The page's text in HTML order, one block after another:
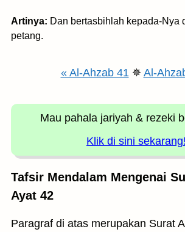
Artinya: Dan bertasbihlah kepada-Nya
petang.
« Al-Ahzab 41✵ Al-
Mau pahala jariyah & rezeki
Klik di sini sekarang!
Tafsir Mendalam Mengenai
Ayat 42
Paragraf di atas merupakan Surat